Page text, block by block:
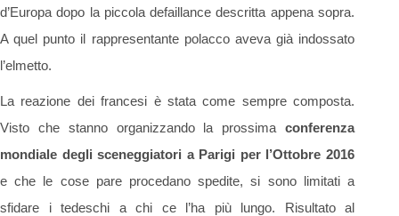
d’Europa dopo la piccola defaillance descritta appena sopra.
A quel punto il rappresentante polacco aveva già indossato
l’elmetto.
La reazione dei francesi è stata come sempre composta.
Visto che stanno organizzando la prossima conferenza
mondiale degli sceneggiatori a Parigi per l’Ottobre 2016
e che le cose pare procedano spedite, si sono limitati a
sfidare i tedeschi a chi ce l’ha più lungo. Risultato al